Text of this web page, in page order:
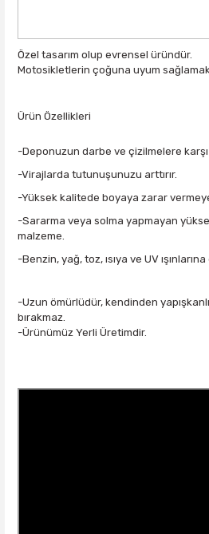
Özel tasarım olup evrensel üründür.
Motosikletlerin çoğuna uyum
Ürün Özellikleri
-Deponuzun darbe ve çizilmelere karşı
-Virajlarda tutunuşunuzu arttırır.
-Yüksek kalitede boyaya zarar
-Sararma veya solma yapmayan
malzeme.
-Benzin, yağ, toz, ısıya ve UV ışınlarına
-Uzun ömürlüdür, kendinden
bırakmaz.
-Ürünümüz Yerli Üretimdir.